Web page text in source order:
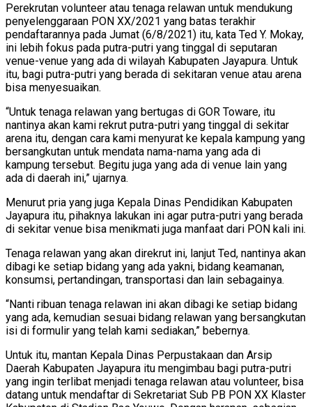
Perekrutan volunteer atau tenaga relawan untuk mendukung
penyelenggaraan PON XX/2021 yang batas terakhir
pendaftarannya pada Jumat (6/8/2021) itu, kata Ted Y. Mokay,
ini lebih fokus pada putra-putri yang tinggal di seputaran
venue-venue yang ada di wilayah Kabupaten Jayapura. Untuk
itu, bagi putra-putri yang berada di sekitaran venue atau arena
bisa menyesuaikan.
“Untuk tenaga relawan yang bertugas di GOR Toware, itu
nantinya akan kami rekrut putra-putri yang tinggal di sekitar
arena itu, dengan cara kami menyurat ke kepala kampung yang
bersangkutan untuk mendata nama-nama yang ada di
kampung tersebut. Begitu juga yang ada di venue lain yang
ada di daerah ini,” ujarnya.
Menurut pria yang juga Kepala Dinas Pendidikan Kabupaten
Jayapura itu, pihaknya lakukan ini agar putra-putri yang berada
di sekitar venue bisa menikmati juga manfaat dari PON kali ini.
Tenaga relawan yang akan direkrut ini, lanjut Ted, nantinya akan
dibagi ke setiap bidang yang ada yakni, bidang keamanan,
konsumsi, pertandingan, transportasi dan lain sebagainya.
“Nanti ribuan tenaga relawan ini akan dibagi ke setiap bidang
yang ada, kemudian sesuai bidang relawan yang bersangkutan
isi di formulir yang telah kami sediakan,” bebernya.
Untuk itu, mantan Kepala Dinas Perpustakaan dan Arsip
Daerah Kabupaten Jayapura itu mengimbau bagi putra-putri
yang ingin terlibat menjadi tenaga relawan atau volunteer, bisa
datang untuk mendaftar di Sekretariat Sub PB PON XX Klaster